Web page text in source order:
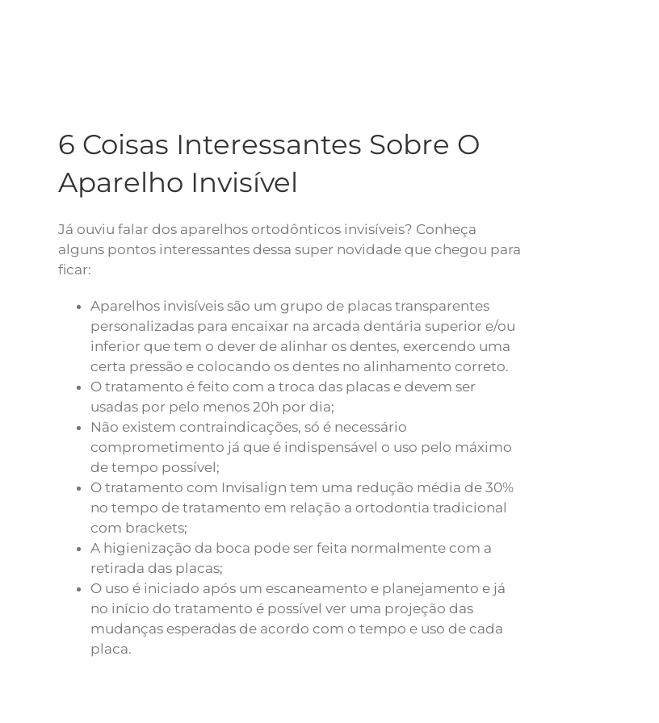
6 Coisas Interessantes Sobre O
Aparelho Invisível
Já ouviu falar dos aparelhos ortodônticos invisíveis? Conheça
alguns pontos interessantes dessa super novidade que chegou para
ficar:
Aparelhos invisíveis são um grupo de placas transparentes
personalizadas para encaixar na arcada dentária superior e/ou
inferior que tem o dever de alinhar os dentes, exercendo uma
certa pressão e colocando os dentes no alinhamento correto.
O tratamento é feito com a troca das placas e devem ser
usadas por pelo menos 20h por dia;
Não existem contraindicações, só é necessário
comprometimento já que é indispensável o uso pelo máximo
de tempo possível;
O tratamento com Invisalign tem uma redução média de 30%
no tempo de tratamento em relação a ortodontia tradicional
com brackets;
A higienização da boca pode ser feita normalmente com a
retirada das placas;
O uso é iniciado após um escaneamento e planejamento e já
no início do tratamento é possível ver uma projeção das
mudanças esperadas de acordo com o tempo e uso de cada
placa.